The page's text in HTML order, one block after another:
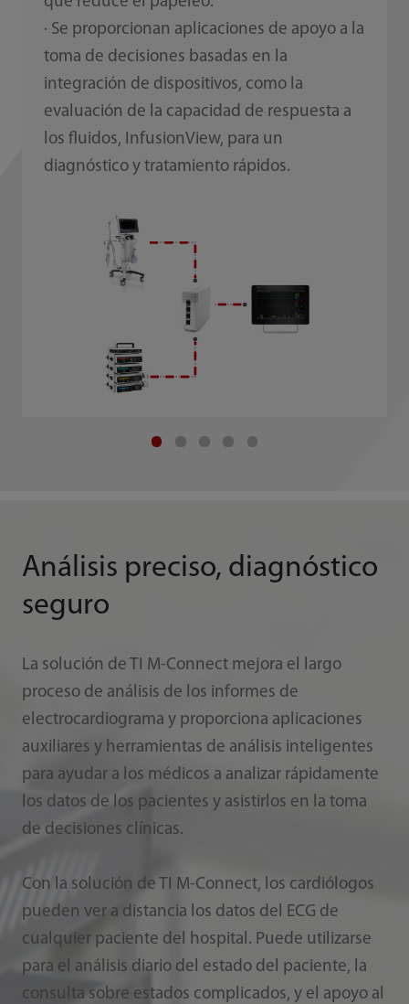
· Se proporcionan aplicaciones de apoyo a la
toma de decisiones basadas en la
integración de dispositivos, como la
evaluación de la capacidad de respuesta a
los fluidos, InfusionView, para un
diagnóstico y tratamiento rápidos.
Análisis preciso, diagnóstico
seguro
La solución de TI M-Connect mejora el largo
proceso de análisis de los informes de
electrocardiograma y proporciona aplicaciones
auxiliares y herramientas de análisis inteligentes
para ayudar a los médicos a analizar rápidamente
los datos de los pacientes y asistirlos en la toma
de decisiones clínicas.
Con la solución de TI M-Connect, los cardiólogos
pueden ver a distancia los datos del ECG de
cualquier paciente del hospital. Puede utilizarse
para el análisis diario del estado del paciente, la
consulta sobre estados complicados, y el apoyo al